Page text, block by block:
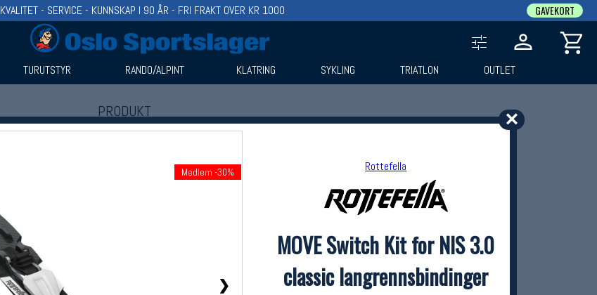
✕
❯
Medlem -30% Rottefella
MOVE Switch Kit for NIS 3.0
classic langrennsbindinger
KVALITET - SERVICE - KUNNSKAP I 90 ÅR - FRI FRAKT OVER KR 1000 GAVEKORT
TURUTSTYR RANDO/ALPINT KLATRING SYKLING TRIATLON OUTLET
PRODUKT
Produkter (1)